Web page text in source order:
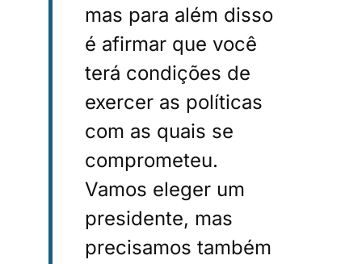
mas para além disso
é afirmar que você
terá condições de
exercer as políticas
com as quais se
comprometeu.
Vamos eleger um
presidente, mas
precisamos também